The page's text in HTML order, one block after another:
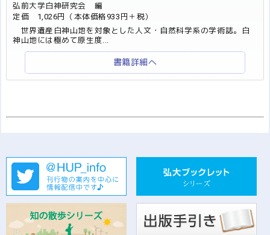
弘前大学白神研究会 編
定価 1,026円（本体価格933円＋税）
世界遺産白神山地を対象とした人文・自然科学系の学術誌。白
神山地には極めて原生度...
書籍詳細へ